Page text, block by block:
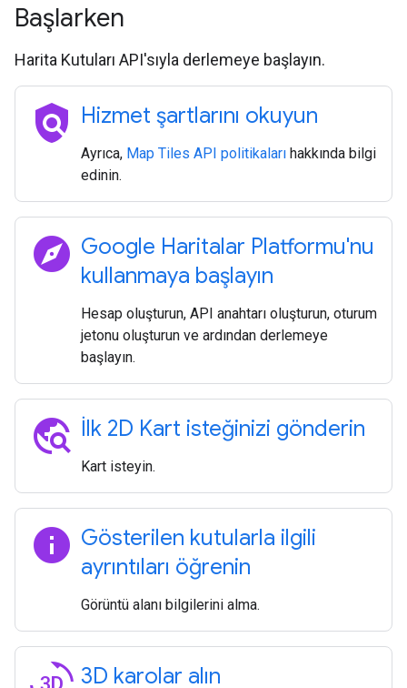
Başlarken
Harita Kutuları API'sıyla derlemeye başlayın.
policy Hizmet şartlarını okuyun
Ayrıca, Map Tiles API politikaları hakkında bilgi
edinin.
explore Google Haritalar Platformu'nu
kullanmaya başlayın
Hesap oluşturun, API anahtarı oluşturun, oturum
jetonu oluşturun ve ardından derlemeye
başlayın.
travel_explore İlk 2D Kart isteğinizi gönderin
Kart isteyin.
info Gösterilen kutularla ilgili
ayrıntıları öğrenin
Görüntü alanı bilgilerini alma.
3D karolar alın